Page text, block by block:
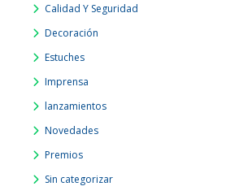
Calidad Y Seguridad
Decoración
Estuches
Imprensa
lanzamientos
Novedades
Premios
Sin categorizar